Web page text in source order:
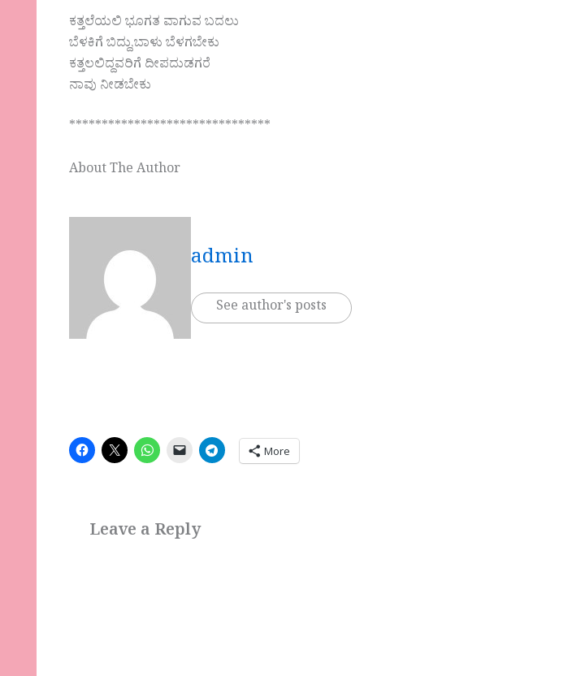
ಕತ್ತಲೆಯಲಿ ಭೂಗತ ವಾಗುವ ಬದಲು
ಬೆಳಕಿಗೆ ಬಿದ್ದು,ಬಾಳು ಬೆಳಗಬೇಕು
ಕತ್ತಲಲಿದ್ದವರಿಗೆ ದೀಪದುಡಗರೆ
ನಾವು ನೀಡಬೇಕು
*******************************
About The Author
admin
See author's posts
More
Leave a Reply